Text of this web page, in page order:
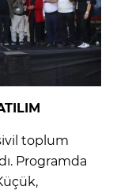
toplum
Programda